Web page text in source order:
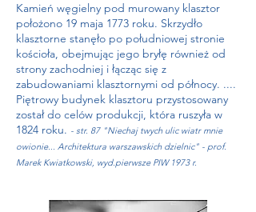
Kamień węgielny pod murowany klasztor
położono 19 maja 1773 roku. Skrzydło
klasztorne stanęło po południowej stronie
kościoła, obejmując jego bryłę również od
strony zachodniej i łącząc się z
zabudowaniami klasztornymi od północy. ....
Piętrowy budynek klasztoru przystosowany
został do celów produkcji, która ruszyła w
1824 roku. - str. 87 "Niechaj twych ulic wiatr mnie
owionie... Architektura warszawskich dzielnic" - prof.
Marek Kwiatkowski, wyd.pierwsze PIW 1973 r.